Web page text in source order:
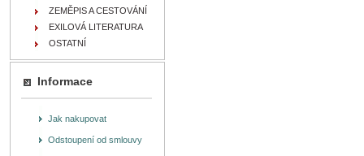
ZEMĚPIS A CESTOVÁNÍ
EXILOVÁ LITERATURA
OSTATNÍ
Informace
Jak nakupovat
Odstoupení od smlouvy